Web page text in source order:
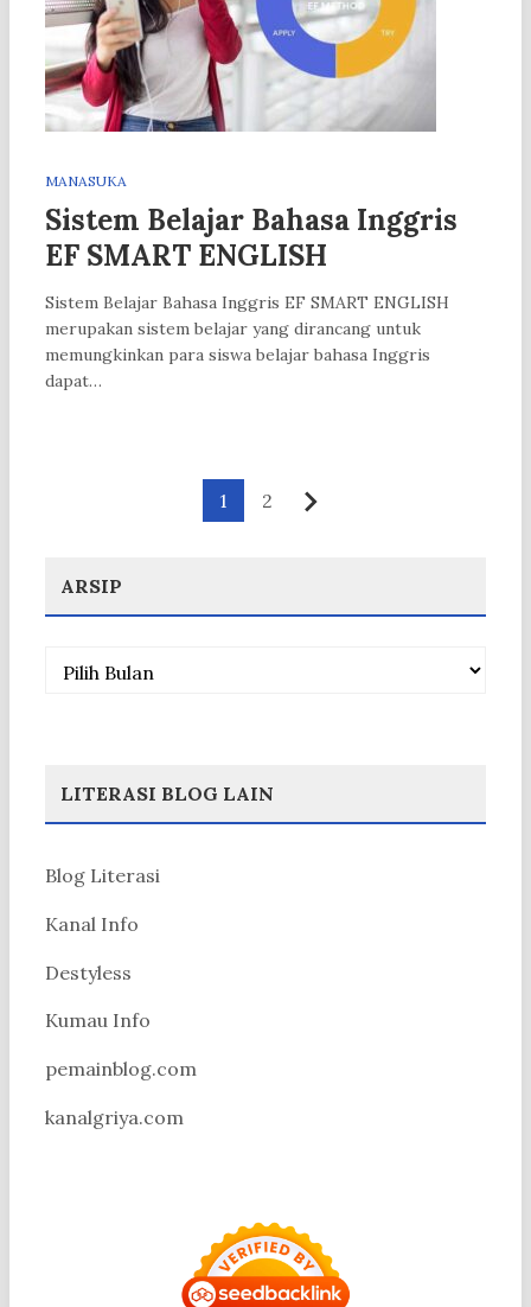
MANASUKA
Sistem Belajar Bahasa Inggris
EF SMART ENGLISH
Sistem Belajar Bahasa Inggris EF SMART ENGLISH
merupakan sistem belajar yang dirancang untuk
memungkinkan para siswa belajar bahasa Inggris
dapat…
1 2
ARSIP
Arsip
LITERASI BLOG LAIN
Blog Literasi
Kanal Info
Destyless
Kumau Info
pemainblog.com
kanalgriya.com